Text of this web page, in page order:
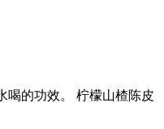
喝的功效。 柠檬山楂陈皮